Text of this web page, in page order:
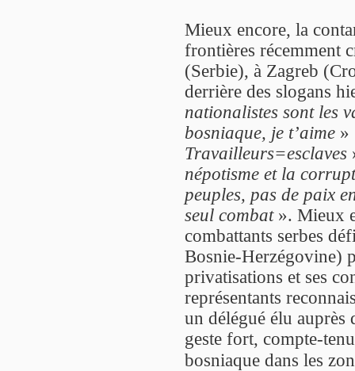
Mieux encore, la
frontières récemment
(Serbie), à Zagreb
derrière des slogans
nationalistes sont les
bosniaque, je t’aime »
Travailleurs=esclaves
népotisme et la
peuples, pas de paix
seul combat». Mieux
combattants serbes
Bosnie-Herzégovine)
privatisations et ses
représentants
un délégué élu
geste fort, compte-
bosniaque dans les